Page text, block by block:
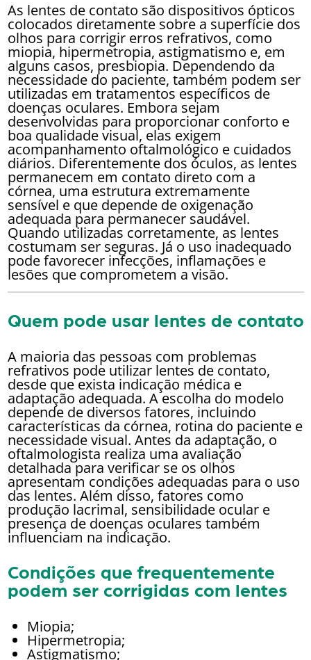
As lentes de contato são dispositivos ópticos
colocados diretamente sobre a superfície dos
olhos para corrigir erros refrativos, como
miopia, hipermetropia, astigmatismo e, em
alguns casos, presbiopia. Dependendo da
necessidade do paciente, também podem ser
utilizadas em tratamentos específicos de
doenças oculares. Embora sejam
desenvolvidas para proporcionar conforto e
boa qualidade visual, elas exigem
acompanhamento oftalmológico e cuidados
diários. Diferentemente dos óculos, as lentes
permanecem em contato direto com a
córnea, uma estrutura extremamente
sensível e que depende de oxigenação
adequada para permanecer saudável.
Quando utilizadas corretamente, as lentes
costumam ser seguras. Já o uso inadequado
pode favorecer infecções, inflamações e
lesões que comprometem a visão.
Quem pode usar lentes de contato
A maioria das pessoas com problemas
refrativos pode utilizar lentes de contato,
desde que exista indicação médica e
adaptação adequada. A escolha do modelo
depende de diversos fatores, incluindo
características da córnea, rotina do paciente e
necessidade visual. Antes da adaptação, o
oftalmologista realiza uma avaliação
detalhada para verificar se os olhos
apresentam condições adequadas para o uso
das lentes. Além disso, fatores como
produção lacrimal, sensibilidade ocular e
presença de doenças oculares também
influenciam na indicação.
Condições que frequentemente
podem ser corrigidas com lentes
Miopia;
Hipermetropia;
Astigmatismo;